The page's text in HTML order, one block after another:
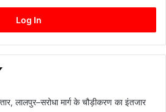
Log In
लालपुर–सरोधा मार्ग के चौड़ीकरण का इंतजार